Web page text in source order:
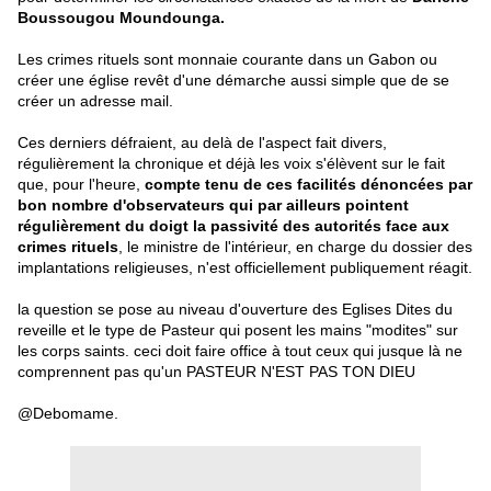
Boussougou Moundounga.
Les crimes rituels sont monnaie courante dans un Gabon ou
créer une église revêt d'une démarche aussi simple que de se
créer un adresse mail.
Ces derniers défraient, au delà de l'aspect fait divers,
régulièrement la chronique et déjà les voix s'élèvent sur le fait
que, pour l'heure, compte tenu de ces facilités dénoncées par
bon nombre d'observateurs qui par ailleurs pointent
régulièrement du doigt la passivité des autorités face aux
crimes rituels , le ministre de l'intérieur, en charge du dossier des
implantations religieuses, n'est officiellement publiquement réagit.
la question se pose au niveau d'ouverture des Eglises Dites du
reveille et le type de Pasteur qui posent les mains "modites" sur
les corps saints. ceci doit faire office à tout ceux qui jusque là ne
comprennent pas qu'un PASTEUR N'EST PAS TON DIEU
@Debomame.